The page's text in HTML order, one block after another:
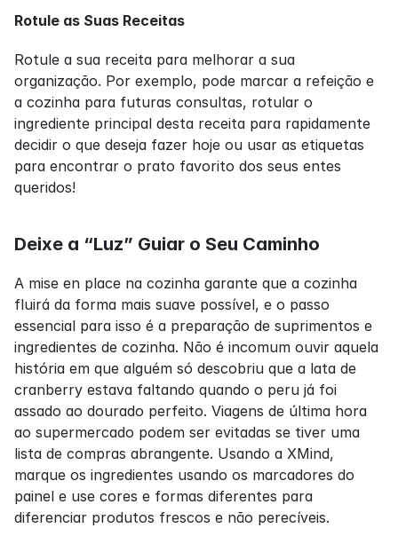
Rotule as Suas Receitas
Rotule a sua receita para melhorar a sua
organização. Por exemplo, pode marcar a refeição e
a cozinha para futuras consultas, rotular o
ingrediente principal desta receita para rapidamente
decidir o que deseja fazer hoje ou usar as etiquetas
para encontrar o prato favorito dos seus entes
queridos!
Deixe a “Luz” Guiar o Seu Caminho
A mise en place na cozinha garante que a cozinha
fluirá da forma mais suave possível, e o passo
essencial para isso é a preparação de suprimentos e
ingredientes de cozinha. Não é incomum ouvir aquela
história em que alguém só descobriu que a lata de
cranberry estava faltando quando o peru já foi
assado ao dourado perfeito. Viagens de última hora
ao supermercado podem ser evitadas se tiver uma
lista de compras abrangente. Usando a XMind,
marque os ingredientes usando os marcadores do
painel e use cores e formas diferentes para
diferenciar produtos frescos e não perecíveis.